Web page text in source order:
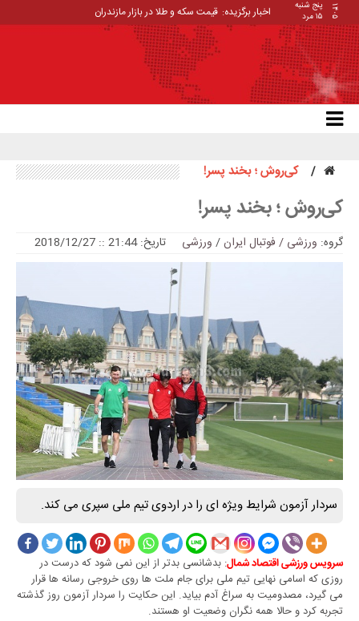
۱۴۰۵
پنج شنبه
۱۵ مرد
اخبار برگزیده: قیمت سکه و طلا در بازار مازندران
کی‌روش ؛ بخند پسر!
کی‌روش ؛ بخند پسر!
گروه: ورزشی / فوتبال ایران/ ورزشی تاریخ: 21:44 :: 2018/12/27
سردار آزمون شرایط ویژه ای را در اردوی تیم ملی سپری می کند.
سرویس ورزشی اقتصاد شمال: بدشانسی بدتر از این نمی شود که درست در
روزی که اسامی نهایی تیم ملی برای جام ملت ها روی خروجی رسانه ها قرار
می گیرد، مصدومیت به سراغ آدم بیاید. این حکایت را سردار آزمون روز گذشته
تجربه کرد و حالا همه نگران وضعیت او هستند.